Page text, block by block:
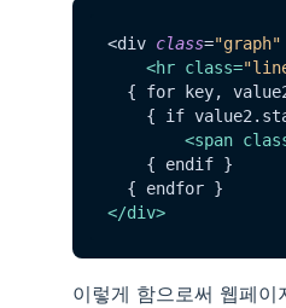
<div class="graph"
<hr class=
{ for key,
{ if
<span
    { endif }
</div>
이렇게 함으로써 웹페